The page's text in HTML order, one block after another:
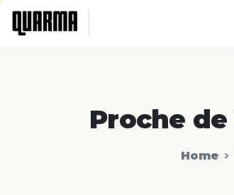
Proche de
Home